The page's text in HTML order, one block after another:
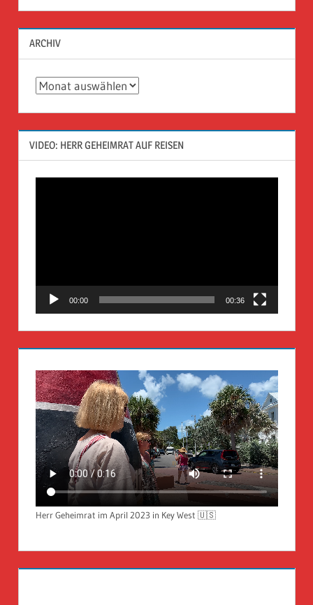
ARCHIV
Archiv
VIDEO: HERR GEHEIMRAT AUF REISEN
00:00 00:36
Herr Geheimrat im April 2023 in Key West 🇺🇸